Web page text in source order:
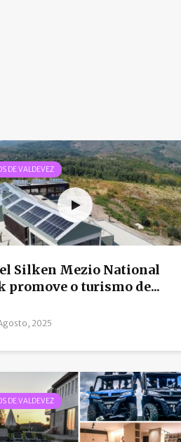
DE VALDEVEZ
Silken Mezio National
promove o turismo de...
2025
DE VALDEVEZ